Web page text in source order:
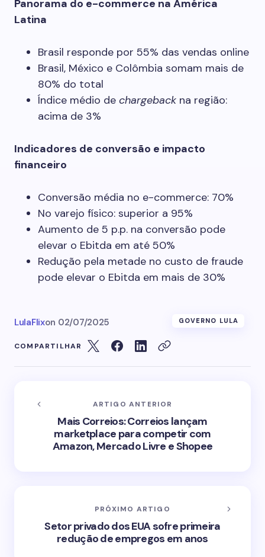
Panorama do e-commerce na América
Latina
Brasil responde por 55% das vendas online
Brasil, México e Colômbia somam mais de
80% do total
Índice médio de chargeback na região:
acima de 3%
Indicadores de conversão e impacto
financeiro
Conversão média no e-commerce: 70%
No varejo físico: superior a 95%
Aumento de 5 p.p. na conversão pode
elevar o Ebitda em até 50%
Redução pela metade no custo de fraude
pode elevar o Ebitda em mais de 30%
LulaFlixon 02/07/2025 GOVERNO LULA
COMPARTILHAR
ARTIGO ANTERIOR
Mais Correios: Correios lançam
marketplace para competir com
Amazon, Mercado Livre e Shopee
PRÓXIMO ARTIGO
Setor privado dos EUA sofre primeira
redução de empregos em anos